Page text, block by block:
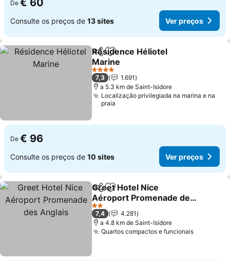
De € 60
Consulte os preços de 13 sites Ver preços
PartilharAdicionar aos favoritos
Résidence Héliotel
Marine
Ver preços
4 Estrelas
7,3
1.691
a 5.3 km de Saint-Isidore
Localização privilegiada na marina e na
praia
De € 96
Consulte os preços de 10 sites Ver preços
PartilharAdicionar aos favoritos
Greet Hotel Nice
Aéroport Promenade des
Anglais
Ver preços
2 Estrelas
7,4
4.281
a 4.8 km de Saint-Isidore
Quartos compactos e funcionaisVer